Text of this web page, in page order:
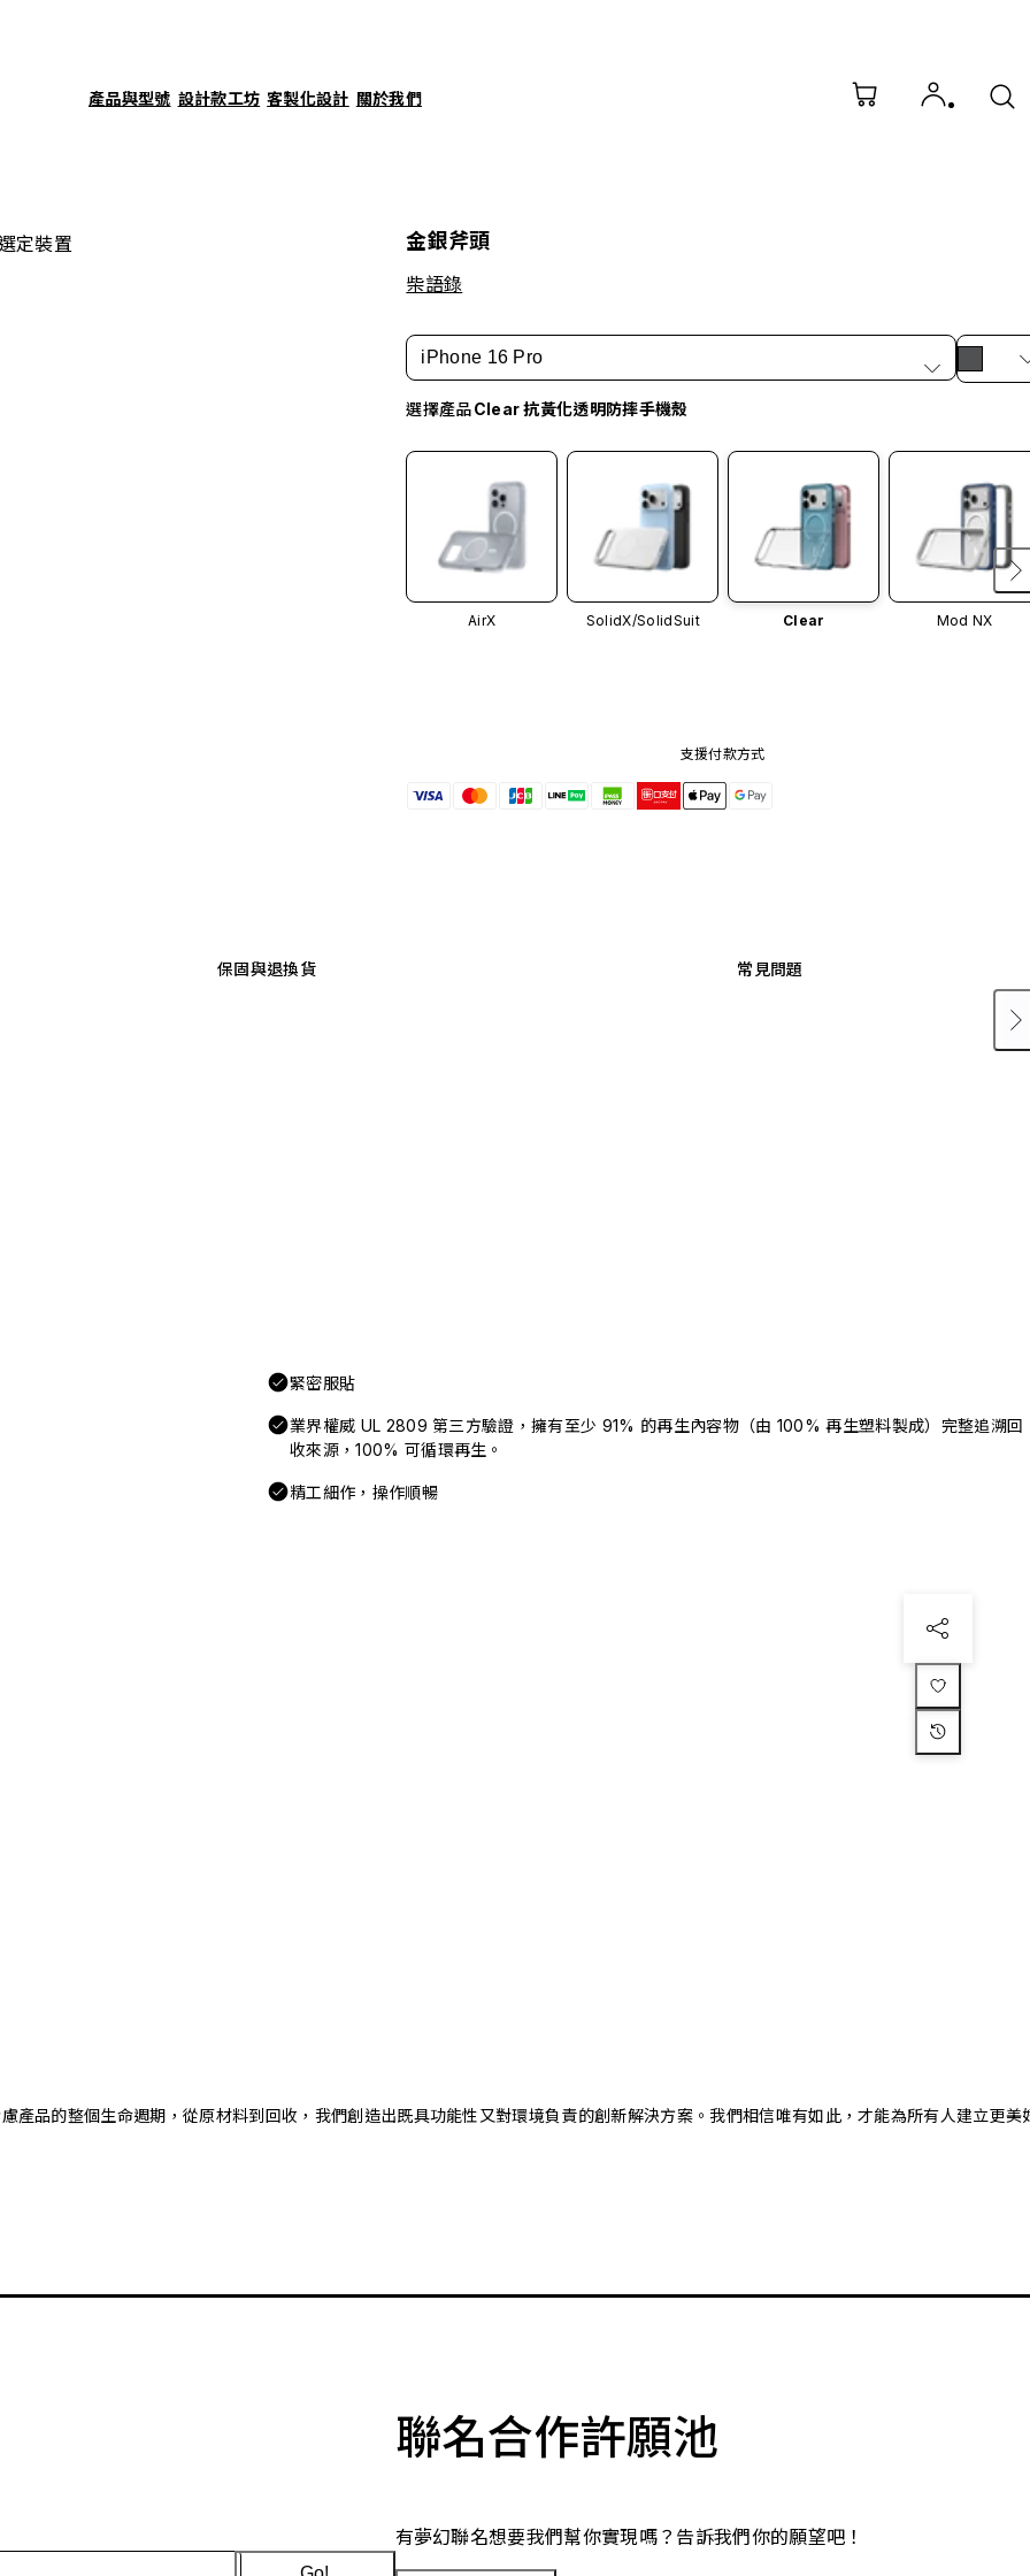
產品與型號 設計款工坊 客製化設計 關於我們
定裝置 金銀斧頭
柴語錄
iPhone 16 Pro
選擇產品Clear 抗黃化透明防摔手機殼
AirX SolidX/SolidSuit Clear Mod NX
支援付款方式
保固與退換貨 常見問題
緊密服貼
業界權威 UL 2809 第三方驗證，擁有至少 91% 的再生內容物（由 100% 再生塑料製成）完整追溯回
收來源，100% 可循環再生。
精工細作，操作順暢
產品的整個生命週期，從原材料到回收，我們創造出既具功能性又對環境負責的創新解決方案。我們相信唯有如此，才能為所有人建立更美
聯名合作許願池
有夢幻聯名想要我們幫你實現嗎？告訴我們你的願望吧！